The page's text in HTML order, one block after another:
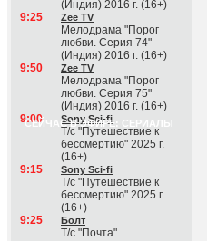
(Индия) 2016 г. (16+)
9:25
Zee TV
Мелодрама "Порог
любви. Серия 74"
(Индия) 2016 г. (16+)
9:50
Zee TV
Мелодрама "Порог
любви. Серия 75"
(Индия) 2016 г. (16+)
СЕЙЧАС В ЭФИРЕ: СЕРИАЛЫ
9:00 Sony Sci-fi
Т/с "Путешествие к
бессмертию" 2025 г.
(16+)
9:15
Sony Sci-fi
Т/с "Путешествие к
бессмертию" 2025 г.
(16+)
9:25
Болт
Т/с "Почта"